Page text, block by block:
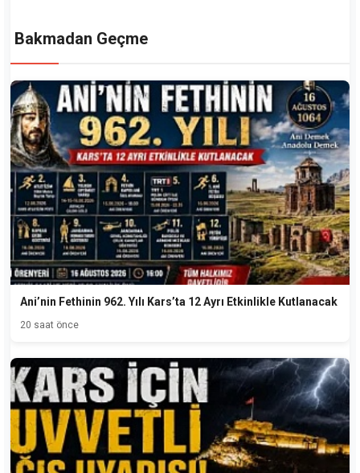
Bakmadan Geçme
Ani’nin Fethinin 962. Yılı Kars’ta 12 Ayrı Etkinlikle Kutlanacak
20 saat önce